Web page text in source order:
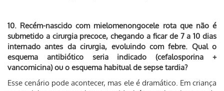
10. Recém-nascido com mielomenongocele rota que não é
submetido a cirurgia precoce, chegando a ficar de 7 a 10 dias
internado antes da cirurgia, evoluindo com febre. Qual o
esquema antibiótico seria indicado (cefalosporina +
vancomicina) ou o esquema habitual de sepse tardia?
Esse cenário pode acontecer, mas ele é dramático. Em criança